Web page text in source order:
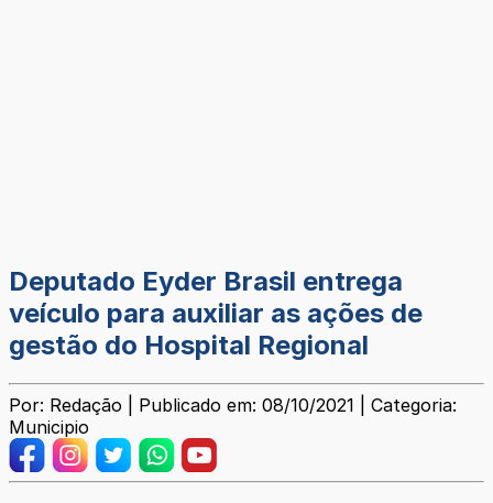
Deputado Eyder Brasil entrega
veículo para auxiliar as ações de
gestão do Hospital Regional
Por: Redação | Publicado em: 08/10/2021 | Categoria:
Municipio